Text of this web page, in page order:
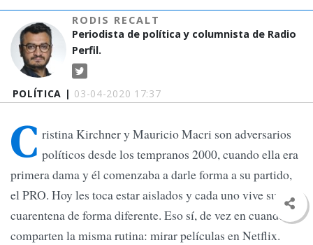
POLÍTICA | 03-04-2020 17:37
RODIS RECALT
Periodista de política y columnista de Radio
Perfil.
C ristina Kirchner y Mauricio Macri son adversarios
políticos desde los tempranos 2000, cuando ella era
primera dama y él comenzaba a darle forma a su partido,
el PRO. Hoy les toca estar aislados y cada uno vive su
cuarentena de forma diferente. Eso sí, de vez en cuando
comparten la misma rutina: mirar películas en Netflix.